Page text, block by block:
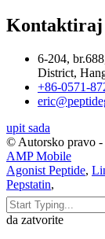
Kontaktiraj
6-204,
District,
+86-0571-
upit sada
© Autorsko pravo -
AMP Mobile
Agonist Peptide,
Pepstatin,
da zatvorite